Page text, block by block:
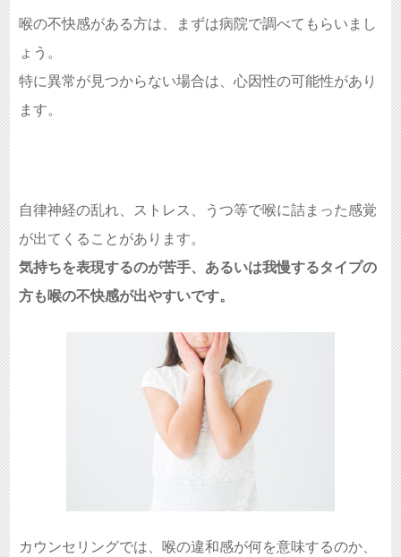
喉の不快感がある方は、まずは病院で調べてもらいまし
ょう。
特に異常が見つからない場合は、心因性の可能性があり
ます。
自律神経の乱れ、ストレス、うつ等で喉に詰まった感覚
が出てくることがあります。
気持ちを表現するのが苦手、あるいは我慢するタイプの
方も喉の不快感が出やすいです。
カウンセリングでは、喉の違和感が何を意味するのか、